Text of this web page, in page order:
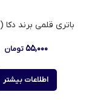
باتری قلمی برند دکا (Deka)
۵۵,۰۰۰ تومان
اطلاعات بیشتر